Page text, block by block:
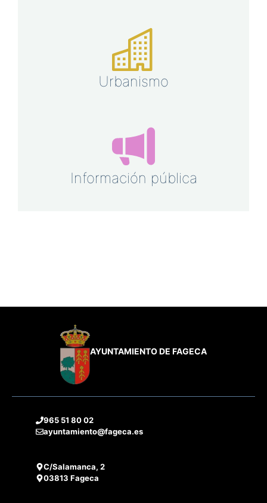
Urbanismo
Información pública
AYUNTAMIENTO DE FAGECA
965 51 80 02
ayuntamiento@fageca.es
C/Salamanca, 2
03813 Fageca